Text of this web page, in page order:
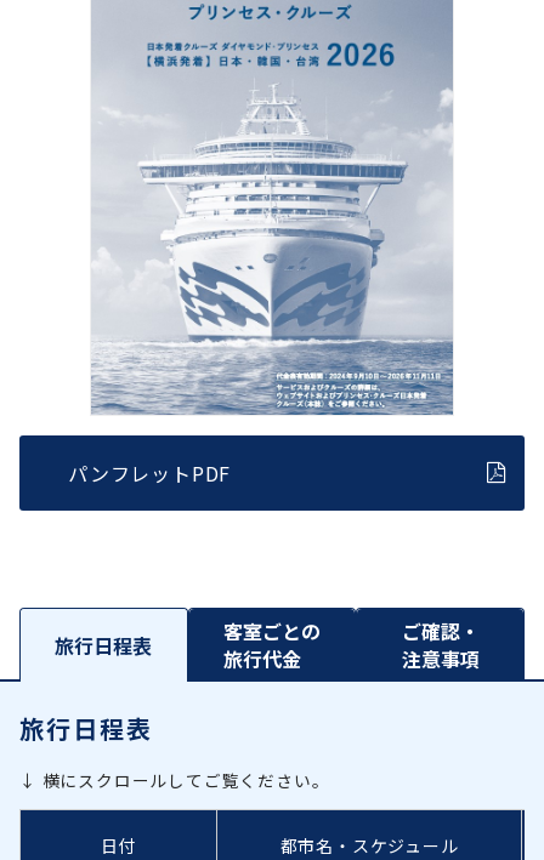
パンフレットPDF
旅行日程表
客室ごとの
旅行代金
ご確認・
注意事項
旅行日程表
↓ 横にスクロールしてご覧ください。
日付 都市名・スケジュール